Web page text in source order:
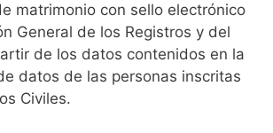
matrimonio con sello electrónico
General de los Registros y del
de los datos contenidos en la
datos de las personas inscritas
Civiles.